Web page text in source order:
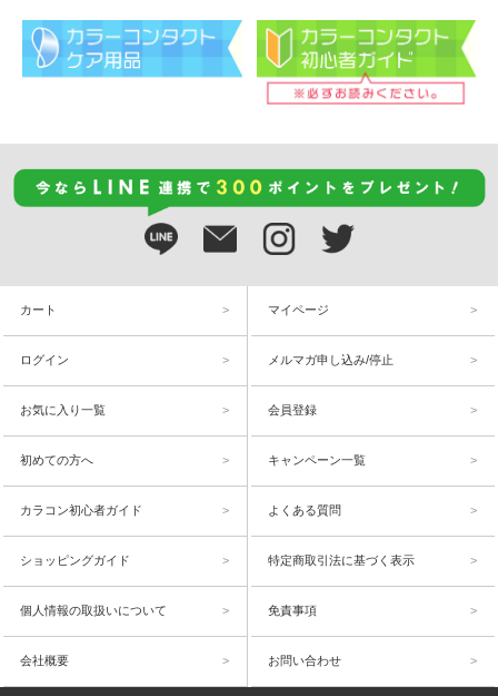
カート マイページ
ログイン メルマガ申し込み/停止
お気に入り一覧 会員登録
初めての方へ キャンペーン一覧
カラコン初心者ガイド よくある質問
ショッピングガイド 特定商取引法に基づく表示
個人情報の取扱いについて 免責事項
会社概要 お問い合わせ